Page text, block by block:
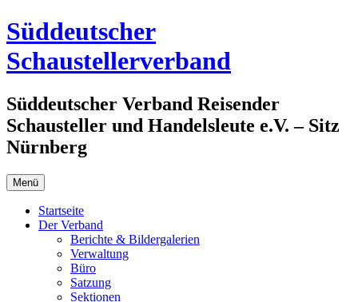
Zum
Inhalt
springen
Süddeutscher
Schaustellerverband
Süddeutscher Verband Reisender
Schausteller und Handelsleute e.V. – Sitz
Nürnberg
Menü
Startseite
Der Verband
Berichte & Bildergalerien
Verwaltung
Büro
Satzung
Sektionen